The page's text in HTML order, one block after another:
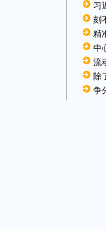
习
刻
精
中
流
除
争